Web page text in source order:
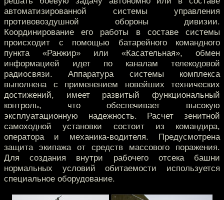
автоматизированной системы управления
противовоздушной обороны дивизии.
Координирование его работы в составе системы
происходит с помощью батарейного командного
пункта «Ранжир» или «Касательная», обмен
информацией идет по каналам телекодовой
радиосвязи. Аппаратура системы комплекса
выполнена с применением новейших технических
достижений, имеет развитый функциональный
контроль, что обеспечивает высокую
эксплуатационную надежность. Расчет зенитной
самоходной установки состоит из командира,
оператора и механика-водителя. Предусмотрена
защита экипажа от средств массового поражения.
Для создания внутри рабочего отсека башни
нормальных условий обитаемости используется
специальное оборудование.